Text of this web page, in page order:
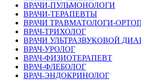
ВРАЧИ-ПУЛЬМОНОЛОГИ
ВРАЧИ-ТЕРАПЕВТЫ
ВРАЧИ ТРАВМАТОЛОГИ-
ВРАЧ-ТРИХОЛОГ
ВРАЧИ УЛЬТРАЗВУКОВОЙ
ВРАЧ-УРОЛОГ
ВРАЧ-ФИЗИОТЕРАПЕВТ
ВРАЧ-ФЛЕБОЛОГ
ВРАЧ-ЭНДОКРИНОЛОГ